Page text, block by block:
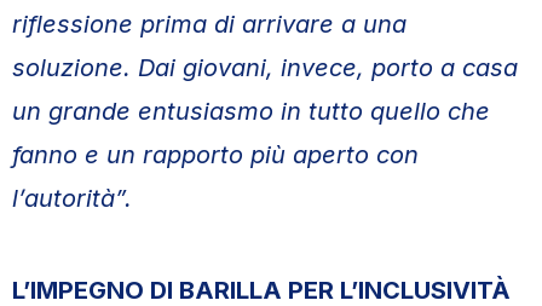
riflessione prima di arrivare a una
soluzione. Dai giovani, invece, porto a casa
un grande entusiasmo in tutto quello che
fanno e un rapporto più aperto con
l’autorità”.
L’IMPEGNO DI BARILLA PER L’INCLUSIVITÀ